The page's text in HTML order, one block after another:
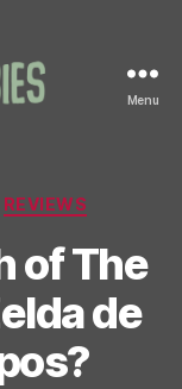
Menu
REVIEWS
of The
de